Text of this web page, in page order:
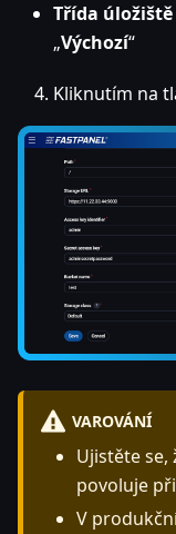
Třída úložiště
„Výchozí“
Kliknutím na
VAROVÁNÍ
Ujistěte se,
povoluje
V